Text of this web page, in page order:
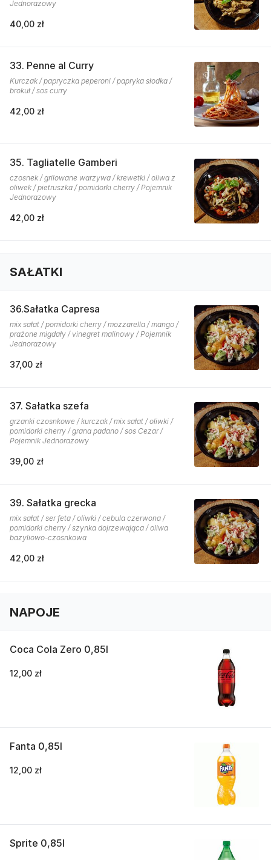
Jednorazowy
40,00 zł
33. Penne al Curry
Kurczak / papryczka peperoni / papryka słodka /
brokuł / sos curry
42,00 zł
35. Tagliatelle Gamberi
czosnek / grilowane warzywa / krewetki / oliwa z
oliwek / pietruszka / pomidorki cherry / Pojemnik
Jednorazowy
42,00 zł
SAŁATKI
36.Sałatka Capresa
mix sałat / pomidorki cherry / mozzarella / mango /
prażone migdały / vinegret malinowy / Pojemnik
Jednorazowy
37,00 zł
37. Sałatka szefa
grzanki czosnkowe / kurczak / mix sałat / oliwki /
pomidorki cherry / grana padano / sos Cezar /
Pojemnik Jednorazowy
39,00 zł
39. Sałatka grecka
mix sałat / ser feta / oliwki / cebula czerwona /
pomidorki cherry / szynka dojrzewająca / oliwa
bazyliowo-czosnkowa
42,00 zł
NAPOJE
Coca Cola Zero 0,85l
12,00 zł
Fanta 0,85l
12,00 zł
Sprite 0,85l